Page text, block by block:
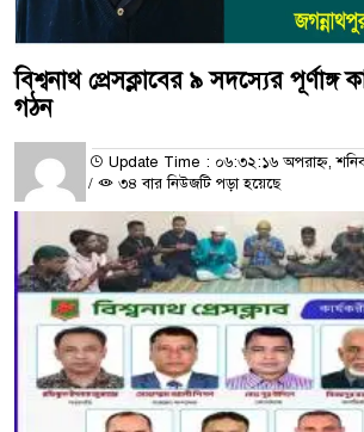
বিশ্বনাথ প্রেসক্লাবের ৯ সদস্যের পূর্ণাঙ্গ
গঠন
Update Time : ০৬:৩২:১৬ অপরাহ্ন,
/
৩৪ বার নিউজটি পড়া হয়েছে